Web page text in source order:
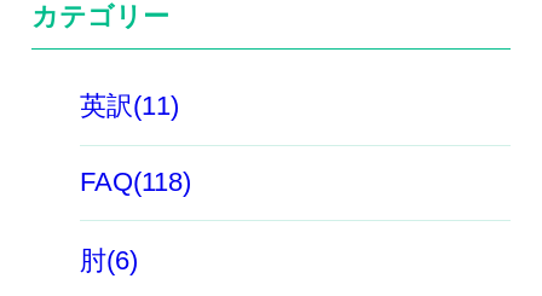
カテゴリー
英訳(11)
FAQ(118)
肘(6)